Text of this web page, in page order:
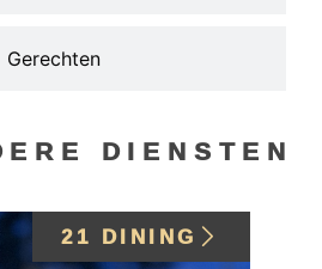
Gerechten
DIENSTEN
21 DINING